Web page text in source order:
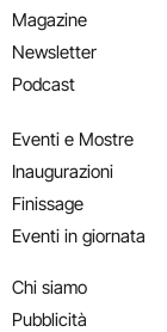
Magazine
Newsletter
Podcast
Eventi e Mostre
Inaugurazioni
Finissage
Eventi in giornata
Chi siamo
Pubblicità